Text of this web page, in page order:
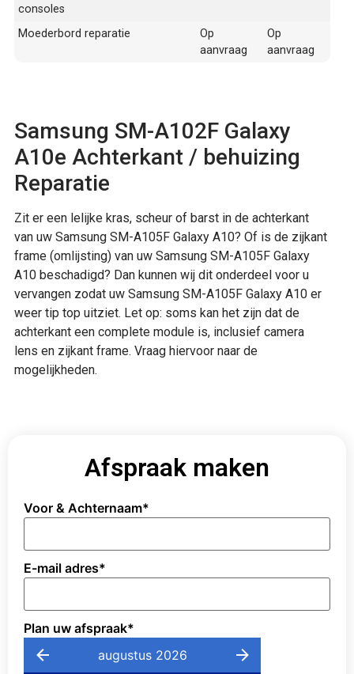
consoles
Moederbord reparatie
Op
aanvraag
Op
aanvraag
Samsung SM-A102F Galaxy
A10e Achterkant / behuizing
Reparatie
Zit er een lelijke kras, scheur of barst in de achterkant
van uw Samsung SM-A105F Galaxy A10? Of is de zijkant
frame (omlijsting) van uw Samsung SM-A105F Galaxy
A10 beschadigd? Dan kunnen wij dit onderdeel voor u
vervangen zodat uw Samsung SM-A105F Galaxy A10 er
weer tip top uitziet. Let op: soms kan het zijn dat de
achterkant een complete module is, inclusief camera
lens en zijkant frame. Vraag hiervoor naar de
mogelijkheden.
Afspraak maken
Voor & Achternaam*
E-mail adres*
Plan uw afspraak*
augustus 2026